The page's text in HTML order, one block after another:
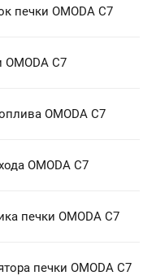
печки OMODA C7
C7
OMODA C7
OMODA C7
печки OMODA C7
печки OMODA C7